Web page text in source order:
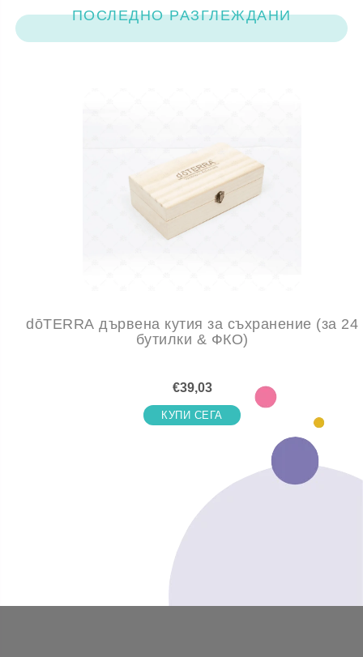
ПОСЛЕДНО РАЗГЛЕЖДАНИ
dōTERRA дървена кутия за съхранение (за 24
бутилки & ФКО)
€39,03
КУПИ СЕГА